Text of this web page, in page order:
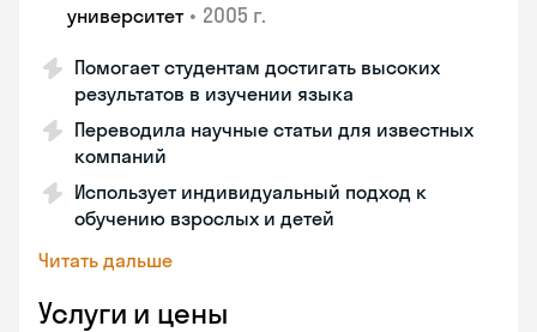
университет • 2005 г.
Помогает студентам достигать высоких
результатов в изучении языка
Переводила научные статьи для известных
компаний
Использует индивидуальный подход к
обучению взрослых и детей
Читать дальше
Услуги и цены